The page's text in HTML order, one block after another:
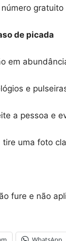
de picada
em
e
a pessoa e
uma foto
fure e não